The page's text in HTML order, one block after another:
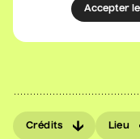
•
•
Accepter
Crédits Lieu